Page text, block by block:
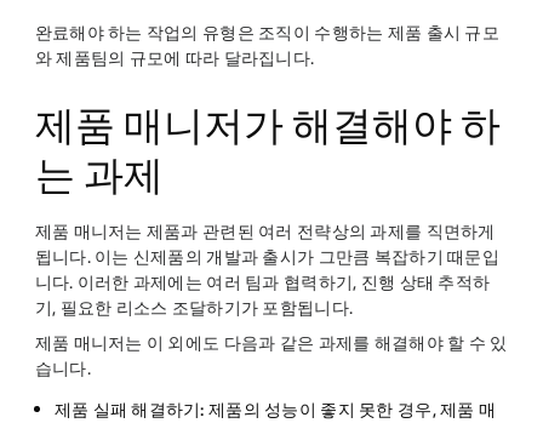
완료해야 하는 작업의 유형은 조직이 수행하는 제품 출시 규모
와 제품팀의 규모에 따라 달라집니다.
제품 매니저가 해결해야 하
는 과제
제품 매니저는 제품과 관련된 여러 전략상의 과제를 직면하게
됩니다. 이는 신제품의 개발과 출시가 그만큼 복잡하기 때문입
니다. 이러한 과제에는 여러 팀과 협력하기, 진행 상태 추적하
기, 필요한 리소스 조달하기가 포함됩니다.
제품 매니저는 이 외에도 다음과 같은 과제를 해결해야 할 수 있
습니다.
제품 실패 해결하기: 제품의 성능이 좋지 못한 경우, 제품 매